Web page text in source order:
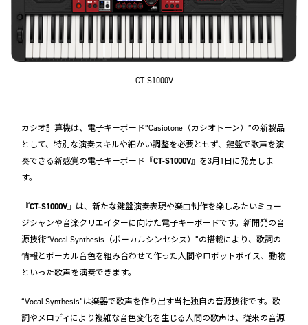
CT-S1000V
カシオ計算機は、電子キーボード“Casiotone（カシオトーン）”の新製品
として、特別な演奏スキルや細かい調整を必要とせず、鍵盤で歌声を演
奏できる新感覚の電子キーボード『CT-S1000V』を3月1日に発売しま
す。
『CT-S1000V』は、新たな鍵盤演奏表現や楽曲制作を楽しみたいミュー
ジシャンや音楽クリエイターに向けた電子キーボードです。新開発の音
源技術“Vocal Synthesis（ボーカルシンセシス）”の搭載により、歌詞の
情報とボーカル音色を組み合わせて作った人間やロボットボイス、動物
といった歌声を演奏できます。
“Vocal Synthesis”は楽器で歌声を作り出す当社独自の音源技術です。歌
詞やメロディにより複雑な音色変化を生じる人間の歌声は、従来の音源